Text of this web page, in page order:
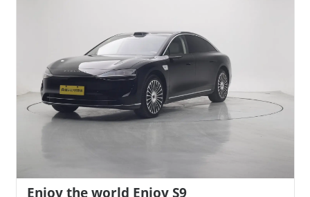
Enjoy the world Enjoy S9